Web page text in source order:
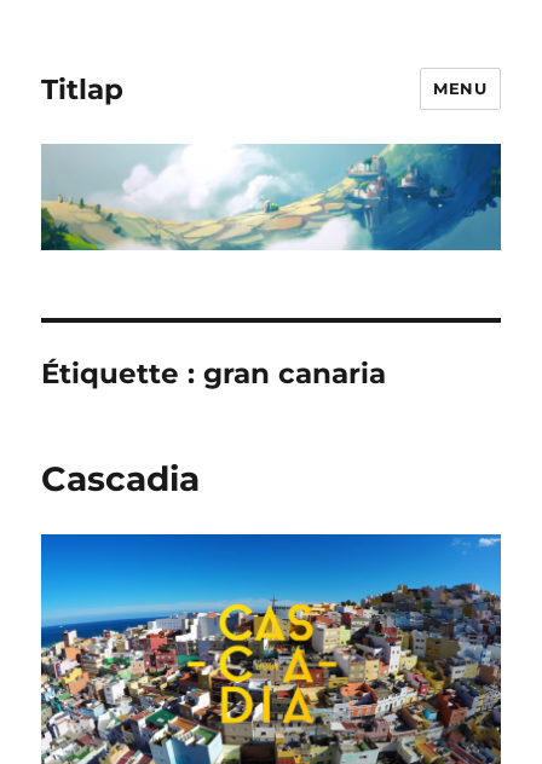
Titlap MENU
Étiquette :gran canaria
Cascadia